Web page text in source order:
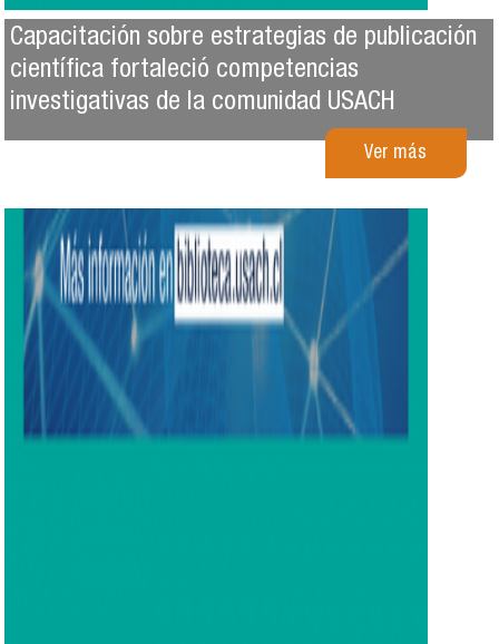
Capacitación sobre estrategias de publicación
científica fortaleció competencias
investigativas de la comunidad USACH
Ver más